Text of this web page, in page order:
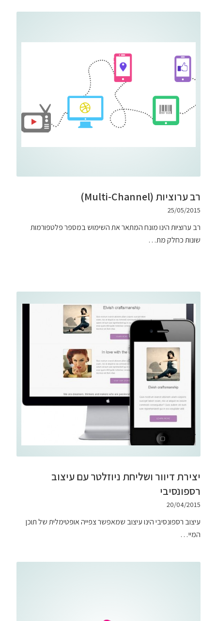
רב ערוציות (Multi-Channel)
25/05/2015
רב ערוציות הינו מונח המתאר את השימוש במספר פלטפורמות
שונות כחלק מת…
יצירת דיוור ושליחת ניוזלטר עם עיצוב
רספונסיבי
20/04/2015
עיצוב רספונסיבי הינו עיצוב שמאפשר צפייה אופטימלית של תוכן
המיי…